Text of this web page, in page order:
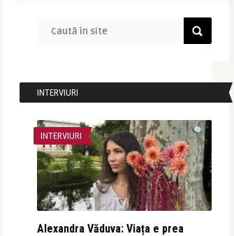
INTERVIURI
INTERVIURI
Alexandra Văduva: Viața e prea